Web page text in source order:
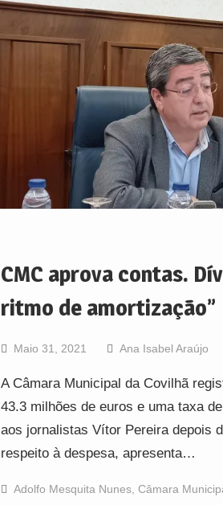
CMC aprova contas.
ritmo de amortização”
Maio 31, 2021 Ana Isabel Araújo
A Câmara Municipal da Covilhã
43.3 milhões de euros e uma taxa
aos jornalistas Vítor Pereira depois
respeito à despesa, apresenta…
Adolfo Mesquita Nunes, Câmara